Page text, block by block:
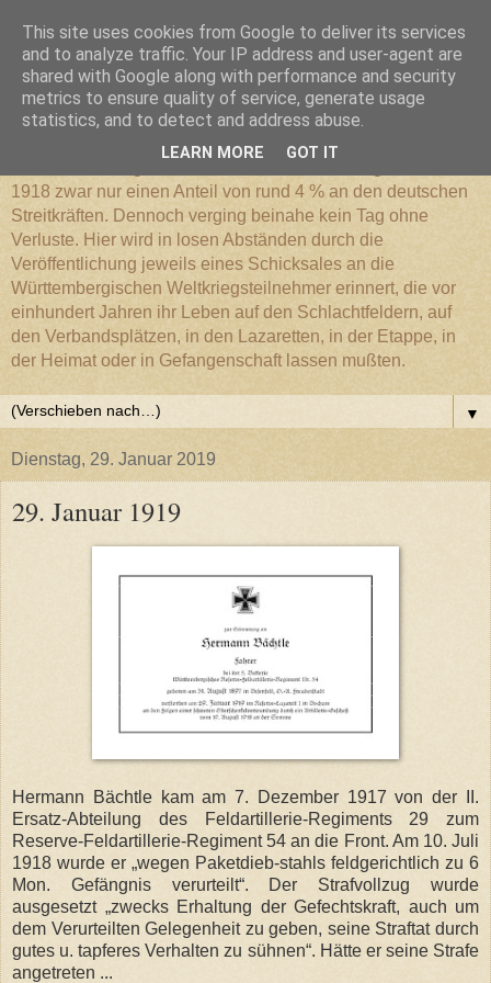
Württembergischer
Weltkriegs-Blog
1918 zwar nur einen Anteil von rund 4 % an den deutschen
Streitkräften. Dennoch verging beinahe kein Tag ohne
Verluste. Hier wird in losen Abständen durch die
Veröffentlichung jeweils eines Schicksales an die
Württembergischen Weltkriegsteilnehmer erinnert, die vor
einhundert Jahren ihr Leben auf den Schlachtfeldern, auf
den Verbandsplätzen, in den Lazaretten, in der Etappe, in
der Heimat oder in Gefangenschaft lassen mußten.
▼
Dienstag, 29. Januar 2019
29. Januar 1919
Hermann Bächtle kam am 7. Dezember 1917 von der II.
Ersatz-Abteilung des Feldartillerie-Regiments 29 zum
Reserve-Feldartillerie-Regiment 54 an die Front. Am 10. Juli
1918 wurde er „wegen Paketdieb-stahls feldgerichtlich zu 6
Mon. Gefängnis verurteilt“. Der Strafvollzug wurde
ausgesetzt „zwecks Erhaltung der Gefechtskraft, auch um
dem Verurteilten Gelegenheit zu geben, seine Straftat durch
gutes u. tapferes Verhalten zu sühnen“. Hätte er seine Strafe
angetreten ...
This site uses cookies from Google to deliver its services
and to analyze traffic. Your IP address and user-agent are
shared with Google along with performance and security
metrics to ensure quality of service, generate usage
statistics, and to detect and address abuse.
LEARN MORE GOT IT